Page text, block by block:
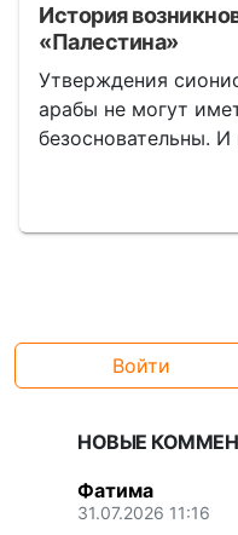
История
«Палестина»
Утверждения
арабы не могут
безосновательны. И
Войти
НОВЫЕ
Фатима
31.07.2026 11:16